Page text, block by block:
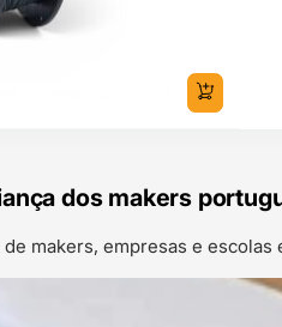
dos makers
makers, empresas e escolas